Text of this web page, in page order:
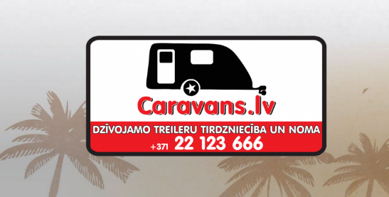
CARAVANS
dzīvojamie treileri